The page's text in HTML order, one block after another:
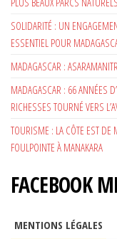
SOLIDARITÉ : UN
ESSENTIEL POUR
MADAGASCAR :
MADAGASCAR : 66 ANNÉES
RICHESSES TOURNÉ VERS
TOURISME : LA CÔTE EST DE
FOULPOINTE À MANAKARA
FACEBOOK
MENTIONS LÉGALES